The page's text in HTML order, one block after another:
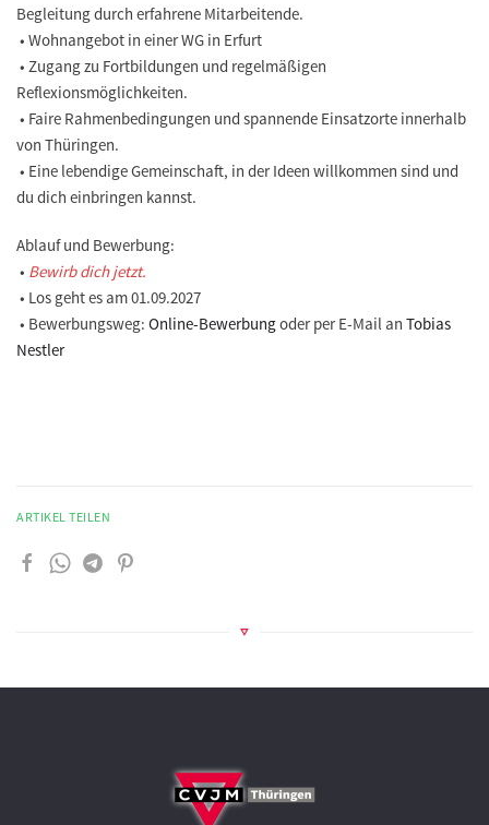
Begleitung durch erfahrene Mitarbeitende.
• Wohnangebot in einer WG in Erfurt
• Zugang zu Fortbildungen und regelmäßigen
Reflexionsmöglichkeiten.
• Faire Rahmenbedingungen und spannende Einsatzorte innerhalb
von Thüringen.
• Eine lebendige Gemeinschaft, in der Ideen willkommen sind und
du dich einbringen kannst.
Ablauf und Bewerbung:
• Bewirb dich jetzt.
• Los geht es am 01.09.2027
• Bewerbungsweg: Online-Bewerbungoder per E-Mail an Tobias
Nestler
ARTIKEL TEILEN